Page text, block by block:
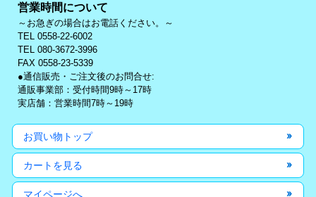
営業時間について
～お急ぎの場合はお電話ください。～
TEL 0558-22-6002
TEL 080-3672-3996
FAX 0558-23-5339
●通信販売・ご注文後のお問合せ:
通販事業部：受付時間9時～17時
実店舗：営業時間7時～19時
お買い物トップ
カートを見る
マイページへ